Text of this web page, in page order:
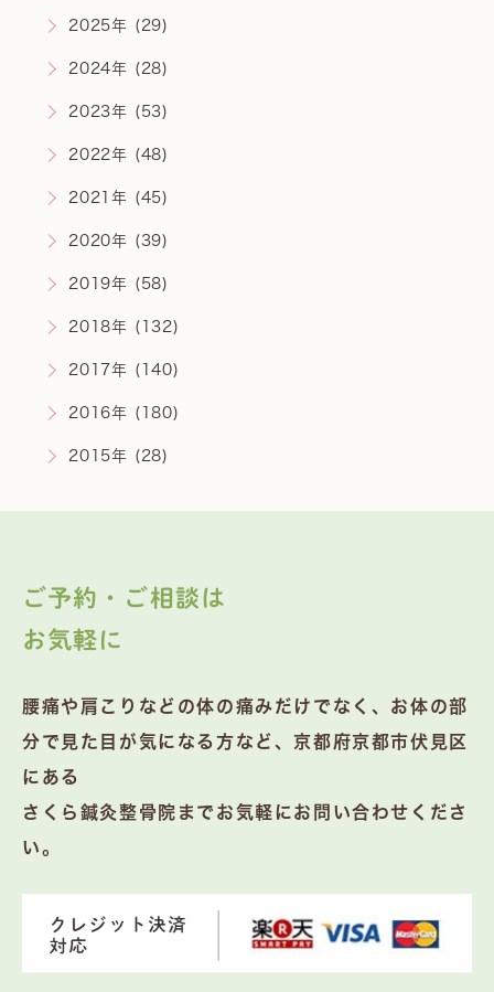
2025年 (29)
2024年 (28)
2023年 (53)
2022年 (48)
2021年 (45)
2020年 (39)
2019年 (58)
2018年 (132)
2017年 (140)
2016年 (180)
2015年 (28)
ご予約・ご相談は
お気軽に
腰痛や肩こりなどの体の痛みだけでなく、お体の部
分で見た目が気になる方など、京都府京都市伏見区
にある
さくら鍼灸整骨院までお気軽にお問い合わせくださ
い。